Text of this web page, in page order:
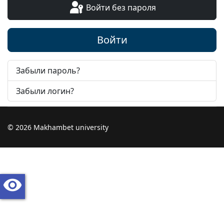
Войти без пароля
Войти
Забыли пароль?
Забыли логин?
© 2026 Makhambet university
visibility